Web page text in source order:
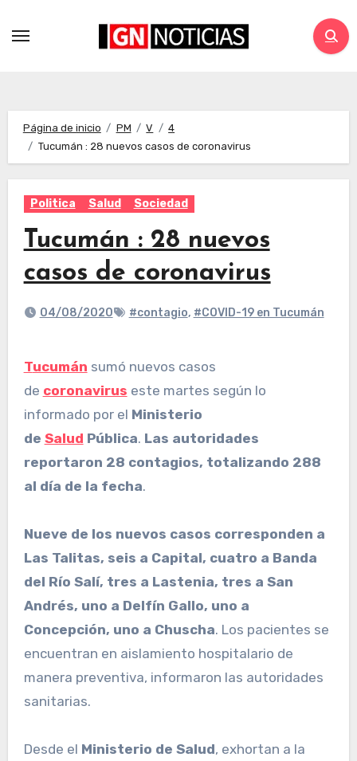
Página de inicio PM V
4
Tucumán : 28 nuevos casos de coronavirus
Politica Salud Sociedad
Tucumán : 28 nuevos
casos de coronavirus
04/08/2020 #contagio, #COVID-19 en Tucumán
Tucumán sumó nuevos casos
de coronavirus este martes según lo
informado por el Ministerio
de Salud Pública. Las autoridades
reportaron 28 contagios, totalizando 288
al día de la fecha.
Nueve de los nuevos casos corresponden a
Las Talitas, seis a Capital, cuatro a Banda
del Río Salí, tres a Lastenia, tres a San
Andrés, uno a Delfín Gallo, uno a
Concepción, uno a Chuscha. Los pacientes se
encuentran en aislamiento hospitalario de
manera preventiva, informaron las autoridades
sanitarias.
Desde el Ministerio de Salud, exhortan a la